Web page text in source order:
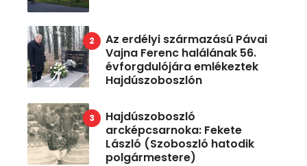
Az erdélyi származású Pávai
Vajna Ferenc halálának 56.
évforgdulójára emlékeztek
Hajdúszoboszlón
Hajdúszoboszló
arcképcsarnoka: Fekete
László (Szoboszló hatodik
polgármestere)